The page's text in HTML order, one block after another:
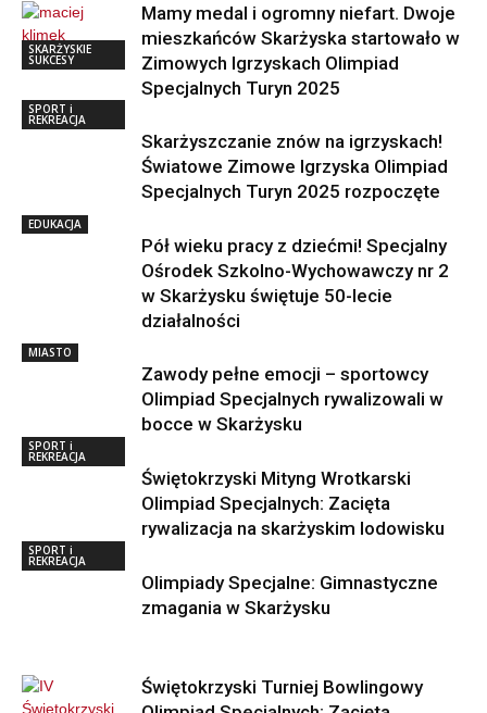
SKARŻYSKIE
SUKCESY
Mamy medal i ogromny niefart. Dwoje
mieszkańców Skarżyska startowało w
Zimowych Igrzyskach Olimpiad
Specjalnych Turyn 2025
SPORT i
REKREACJA
Skarżyszczanie znów na igrzyskach!
Światowe Zimowe Igrzyska Olimpiad
Specjalnych Turyn 2025 rozpoczęte
EDUKACJA
Pół wieku pracy z dziećmi! Specjalny
Ośrodek Szkolno-Wychowawczy nr 2
w Skarżysku świętuje 50-lecie
działalności
MIASTO
Zawody pełne emocji – sportowcy
Olimpiad Specjalnych rywalizowali w
bocce w Skarżysku
SPORT i
REKREACJA
Świętokrzyski Mityng Wrotkarski
Olimpiad Specjalnych: Zacięta
rywalizacja na skarżyskim lodowisku
SPORT i
REKREACJA
Olimpiady Specjalne: Gimnastyczne
zmagania w Skarżysku
Świętokrzyski Turniej Bowlingowy